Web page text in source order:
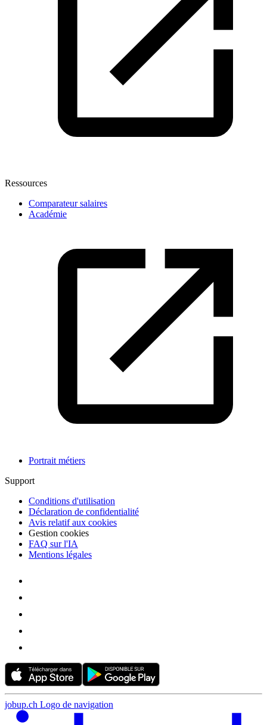
Ressources
Comparateur salaires
Académie
Portrait métiers
Support
Conditions d'utilisation
Déclaration de confidentialité
Avis relatif aux cookies
Gestion cookies
FAQ sur l'IA
Mentions légales
jobup.ch Logo de navigation